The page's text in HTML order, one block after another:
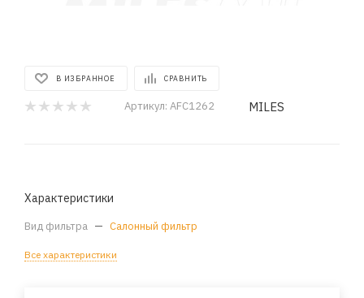
В ИЗБРАННОЕ СРАВНИТЬ
Артикул: AFC1262 MILES
Характеристики
Вид фильтра — Салонный фильтр
Все характеристики